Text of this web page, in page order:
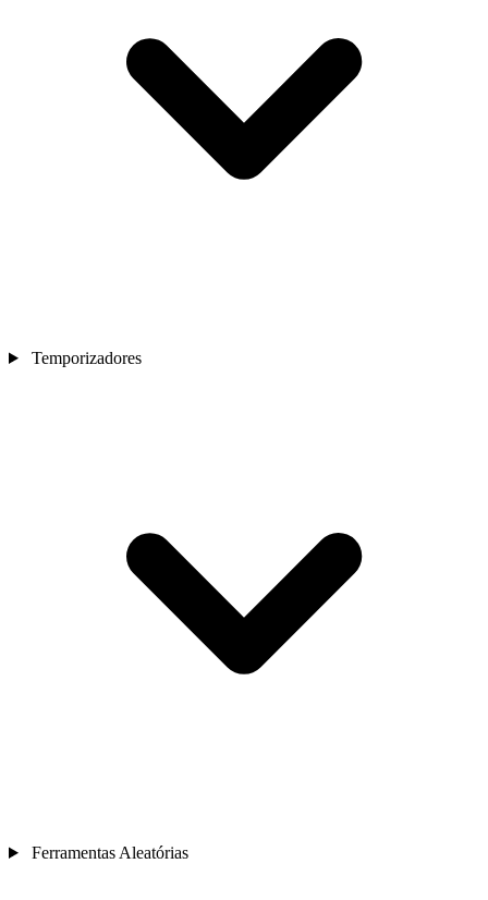
Temporizadores
Ferramentas Aleatórias